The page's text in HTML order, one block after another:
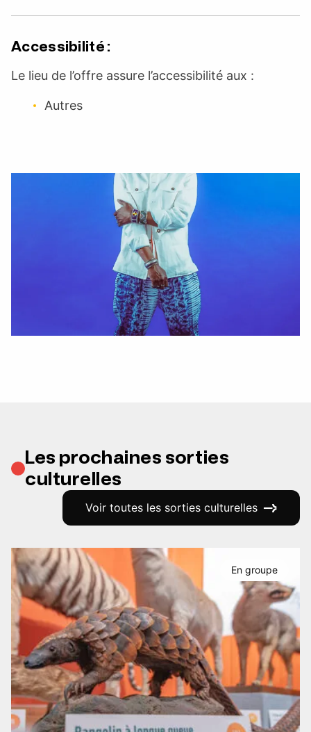
Accessibilité :
Le lieu de l’offre assure l’accessibilité aux :
Autres
Les prochaines sorties
culturelles
Voir toutes les sorties culturelles
En groupe